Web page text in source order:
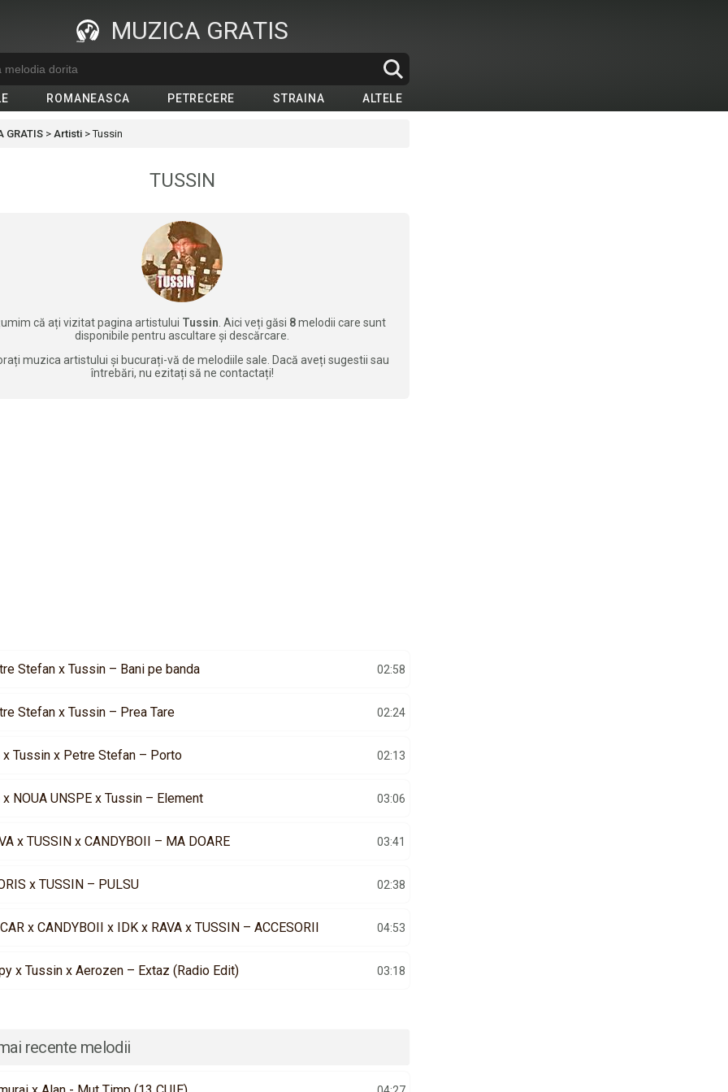
MUZICA GRATIS
ROMANEASCA PETRECERE STRAINA ALTELE
GRATIS > Artisti >Tussin
TUSSIN
că ați vizitat pagina artistului Tussin . Aici veți găsi 8melodii care sunt
disponibile pentru ascultare și descărcare.
muzica artistului și bucurați-vă de melodiile sale. Dacă aveți sugestii sau
întrebări, nu ezitați să ne contactați!
Stefan x Tussin – Bani pe banda 02:58
Stefan x Tussin – Prea Tare 02:24
x Tussin x Petre Stefan – Porto 02:13
x NOUA UNSPE x Tussin – Element 03:06
x TUSSIN x CANDYBOII – MA DOARE 03:41
x TUSSIN – PULSU 02:38
x CANDYBOII x IDK x RAVA x TUSSIN – ACCESORII 04:53
x Tussin x Aerozen – Extaz (Radio Edit) 03:18
recente melodii